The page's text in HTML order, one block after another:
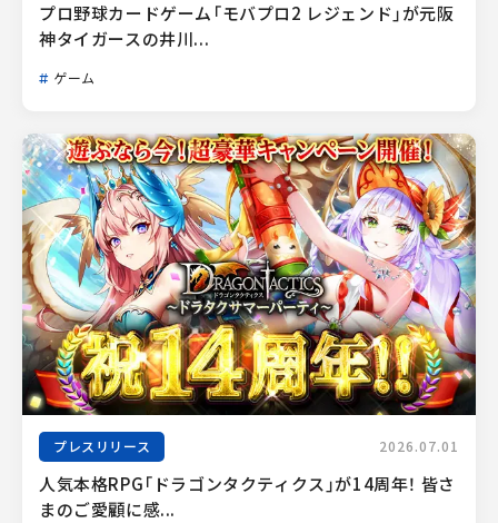
プロ野球カードゲーム「モバプロ2 レジェンド」が元阪
神タイガースの井川...
ゲーム
プレスリリース 2026.07.01
人気本格RPG「ドラゴンタクティクス」が14周年！ 皆さ
まのご愛顧に感...